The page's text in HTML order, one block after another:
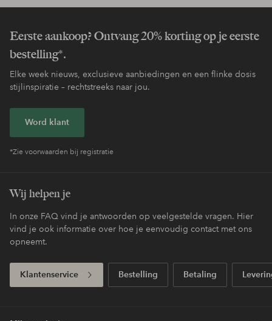
Eerste aankoop? Ontvang 20% korting op je eerste
bestelling*.
Elke week nieuws, exclusieve aanbiedingen en een flinke dosis
stijlinspiratie – rechtstreeks naar jou.
Word klant
*Zie voorwaarden bij registratie
Wij helpen je
In onze FAQ vind je antwoorden op veelgestelde vragen. Hier
vind je ook informatie over hoe je eenvoudig contact met ons
opneemt.
Klantenservice Bestelling Betaling